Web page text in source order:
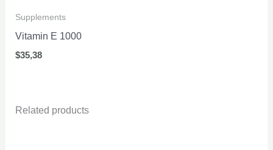
Supplements
Vitamin E 1000
$35,38
Related products